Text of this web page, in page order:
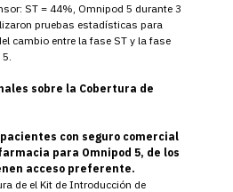
ST = 44%, Omnipod 5 durante 3
pruebas estadísticas para
cambio entre la fase ST y la fase
sobre la Cobertura de
pacientes con seguro comercial
para Omnipod 5, de los
acceso preferente.
de el Kit de Introducción de